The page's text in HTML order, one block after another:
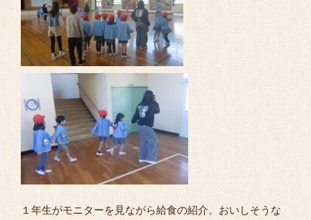
１年生がモニターを見ながら給食の紹介。おいしそうな